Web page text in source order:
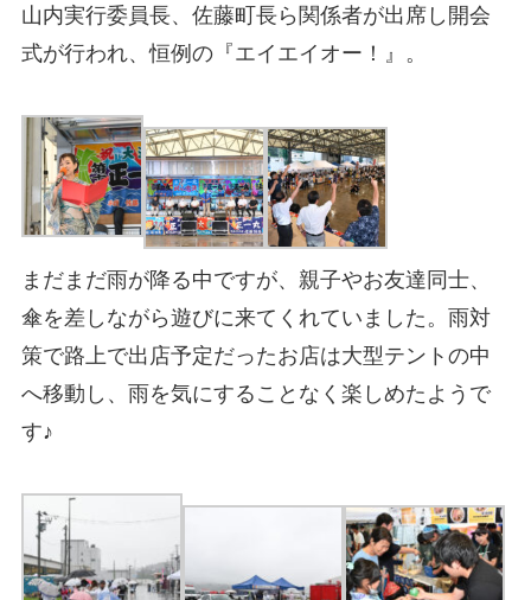
山内実行委員長、佐藤町長ら関係者が出席し開会
式が行われ、恒例の『エイエイオー！』。
まだまだ雨が降る中ですが、親子やお友達同士、
傘を差しながら遊びに来てくれていました。雨対
策で路上で出店予定だったお店は大型テントの中
へ移動し、雨を気にすることなく楽しめたようで
す♪